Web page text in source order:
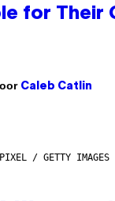
for Their
Caleb Catlin
/ GETTY IMAGES